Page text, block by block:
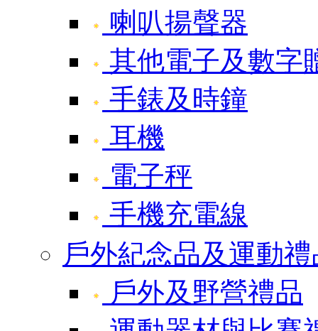
喇叭揚聲器
其他電子及數字
手錶及時鐘
耳機
電子秤
手機充電線
戶外紀念品及運動
戶外及野營禮品